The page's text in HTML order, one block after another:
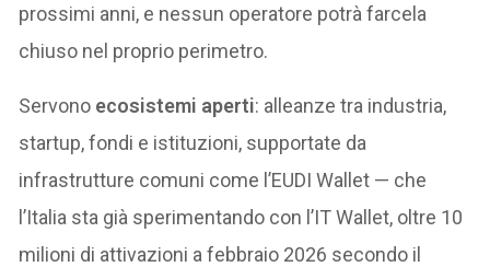
prossimi anni, e nessun operatore potrà farcela
chiuso nel proprio perimetro.
Servono ecosistemi aperti: alleanze tra industria,
startup, fondi e istituzioni, supportate da
infrastrutture comuni come l’EUDI Wallet — che
l’Italia sta già sperimentando con l’IT Wallet, oltre 10
milioni di attivazioni a febbraio 2026 secondo il